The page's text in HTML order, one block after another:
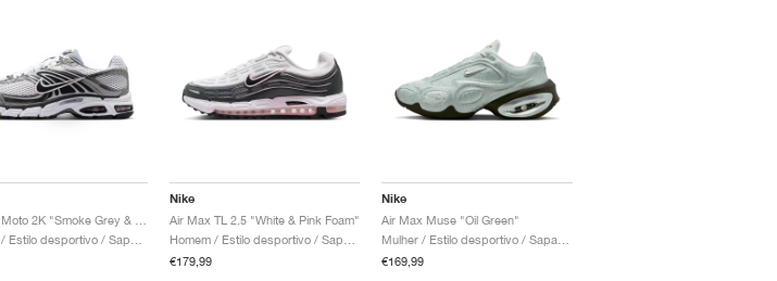
Nike
Air Max TL 2.5 "White & Pink Foam"
€179,99
Nike
Air Max Muse "Oil Green"
€169,99